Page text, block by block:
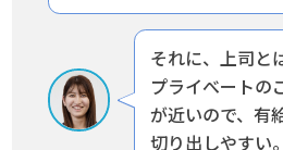
それに、上司と
プライべートの
が近いので、有
切り出しやすい。